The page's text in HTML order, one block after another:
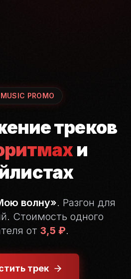
PROMO
треков
и
волну». Разгон для
Стоимость одного
от 3,5 ₽.
трек